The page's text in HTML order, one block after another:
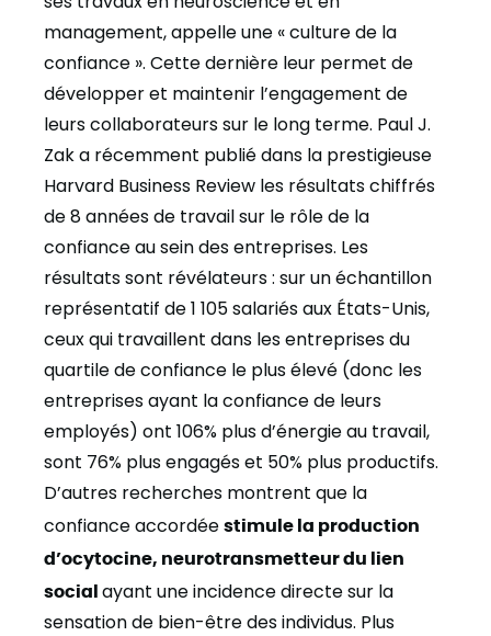
management, appelle une « culture de la
confiance ». Cette dernière leur permet de
développer et maintenir l’engagement de
leurs collaborateurs sur le long terme. Paul J.
Zak a récemment publié dans la prestigieuse
Harvard Business Review les résultats chiffrés
de 8 années de travail sur le rôle de la
confiance au sein des entreprises. Les
résultats sont révélateurs : sur un échantillon
représentatif de 1 105 salariés aux États-Unis,
ceux qui travaillent dans les entreprises du
quartile de confiance le plus élevé (donc les
entreprises ayant la confiance de leurs
employés) ont 106% plus d’énergie au travail,
sont 76% plus engagés et 50% plus productifs.
D’autres recherches montrent que la
confiance accordée stimule la production
d’ocytocine, neurotransmetteur du lien
social ayant une incidence directe sur la
sensation de bien-être des individus. Plus